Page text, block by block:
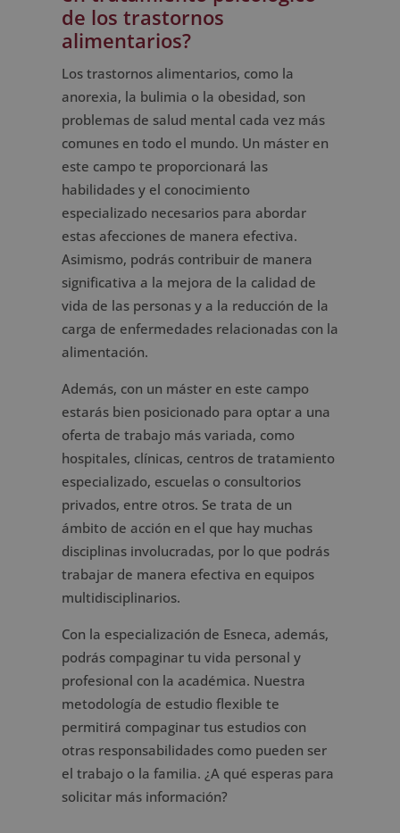
de los trastornos
alimentarios?
Los trastornos alimentarios, como la
anorexia, la bulimia o la obesidad, son
problemas de salud mental cada vez más
comunes en todo el mundo. Un máster en
este campo te proporcionará las
habilidades y el conocimiento
especializado necesarios para abordar
estas afecciones de manera efectiva.
Asimismo, podrás contribuir de manera
significativa a la mejora de la calidad de
vida de las personas y a la reducción de la
carga de enfermedades relacionadas con la
alimentación.
Además, con un máster en este campo
estarás bien posicionado para optar a una
oferta de trabajo más variada, como
hospitales, clínicas, centros de tratamiento
especializado, escuelas o consultorios
privados, entre otros. Se trata de un
ámbito de acción en el que hay muchas
disciplinas involucradas, por lo que podrás
trabajar de manera efectiva en equipos
multidisciplinarios.
Con la especialización de Esneca, además,
podrás compaginar tu vida personal y
profesional con la académica. Nuestra
metodología de estudio flexible te
permitirá compaginar tus estudios con
otras responsabilidades como pueden ser
el trabajo o la familia. ¿A qué esperas para
solicitar más información?